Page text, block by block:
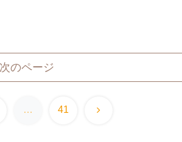
次のページ
… 41 次